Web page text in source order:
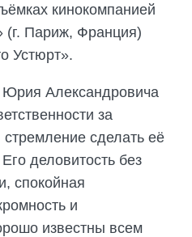
кинокомпанией
(г. Париж, Франция)
Устюрт».
Юрия Александровича
за
сделать её
деловитость без
спокойная
и
известны всем